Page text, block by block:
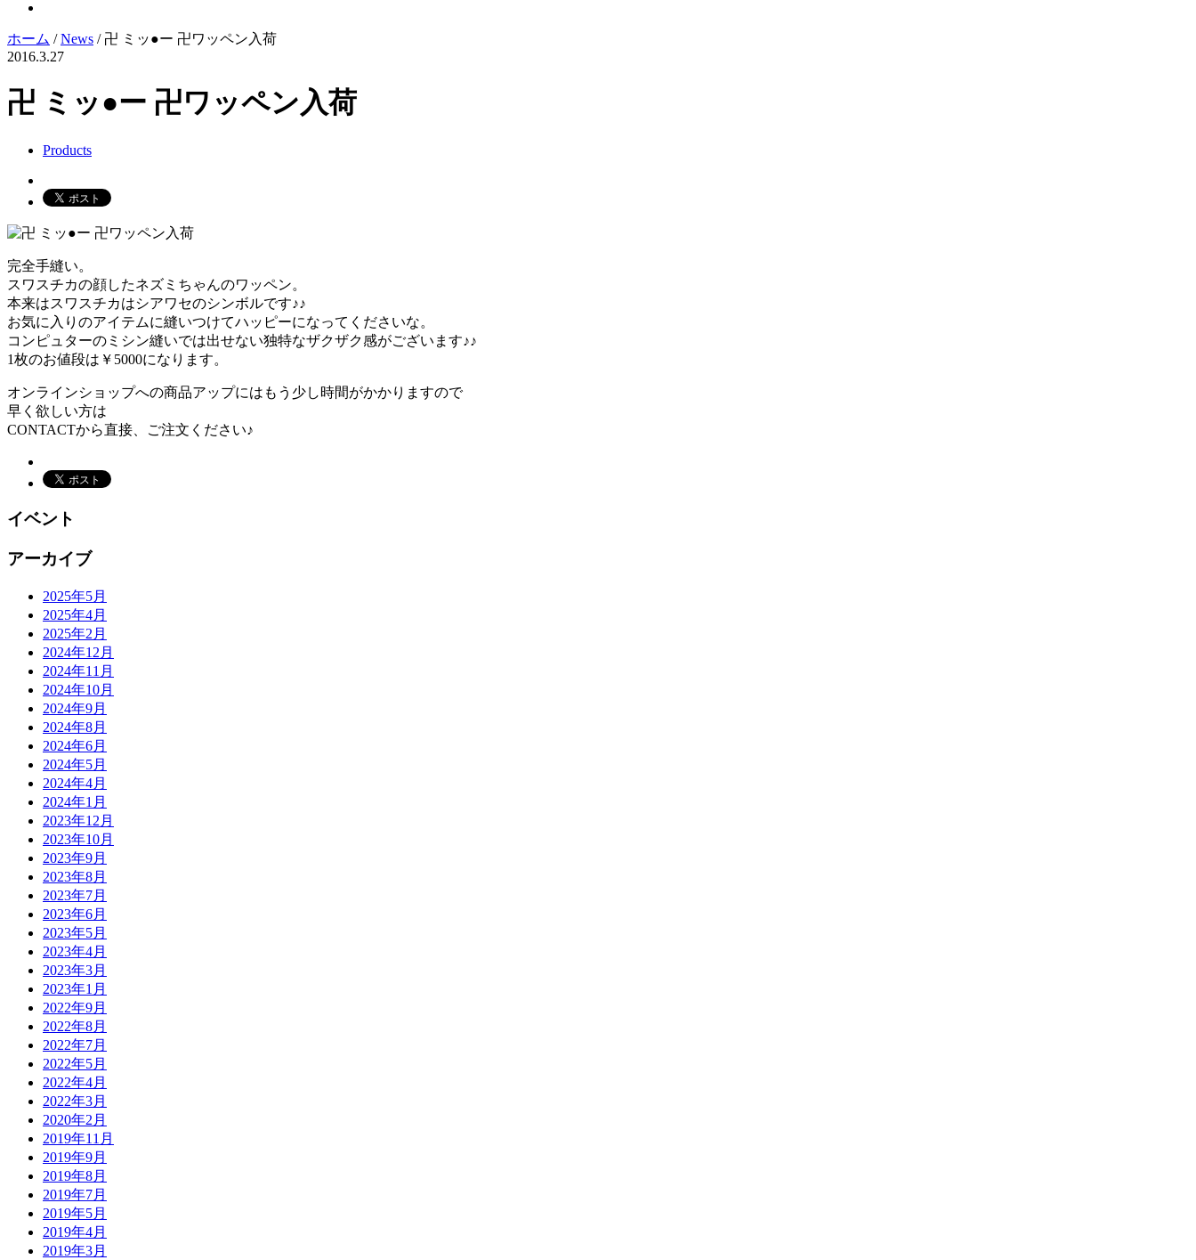
ホーム /News / 卍 ミッ●ー 卍ワッペン入荷
2016.3.27
卍 ミッ●ー 卍ワッペン入荷
Products
完全手縫い。
スワスチカの顔したネズミちゃんのワッペン。
本来はスワスチカはシアワセのシンボルです♪♪
お気に入りのアイテムに縫いつけてハッピーになってくださいな。
コンピュターのミシン縫いでは出せない独特なザクザク感がございます♪♪
1枚のお値段は￥5000になります。
オンラインショップへの商品アップにはもう少し時間がかかりますので
早く欲しい方は
CONTACTから直接、ご注文ください♪
イベント
アーカイブ
2025年5月
2025年4月
2025年2月
2024年12月
2024年11月
2024年10月
2024年9月
2024年8月
2024年6月
2024年5月
2024年4月
2024年1月
2023年12月
2023年10月
2023年9月
2023年8月
2023年7月
2023年6月
2023年5月
2023年4月
2023年3月
2023年1月
2022年9月
2022年8月
2022年7月
2022年5月
2022年4月
2022年3月
2020年2月
2019年11月
2019年9月
2019年8月
2019年7月
2019年5月
2019年4月
2019年3月